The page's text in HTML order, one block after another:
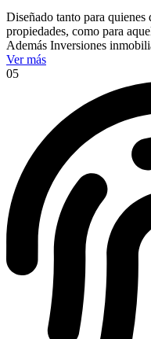
Diseñado tanto para
propiedades, como para
Además Inversiones
Ver más
05